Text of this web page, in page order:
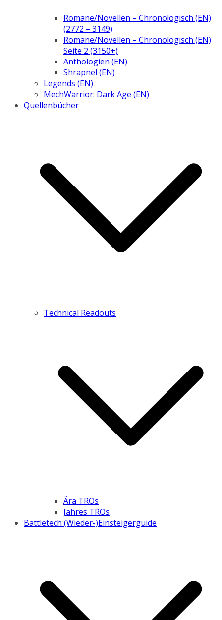
Romane/Novellen – Chronologisch (EN)
(2772 – 3149)
Romane/Novellen – Chronologisch (EN)
Seite 2 (3150+)
Anthologien (EN)
Shrapnel (EN)
Legends (EN)
MechWarrior: Dark Age (EN)
Quellenbücher
Technical Readouts
Ära TROs
Jahres TROs
Battletech (Wieder-)Einsteigerguide